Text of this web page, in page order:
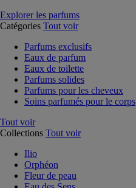
Explorer les parfums
Catégories Tout voir
Parfums exclusifs
Eaux de parfum
Eaux de toilette
Parfums solides
Parfums pour les cheveux
Soins parfumés pour le corps
Tout voir
Collections Tout voir
Ilio
Orphéon
Fleur de peau